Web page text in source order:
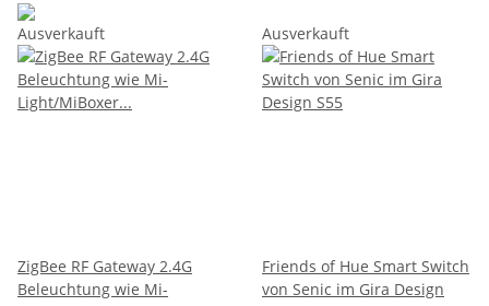
Ausverkauft
ZigBee RF Gateway 2.4G
Beleuchtung wie Mi-
Ausverkauft
Friends of Hue Smart Switch
von Senic im Gira Design